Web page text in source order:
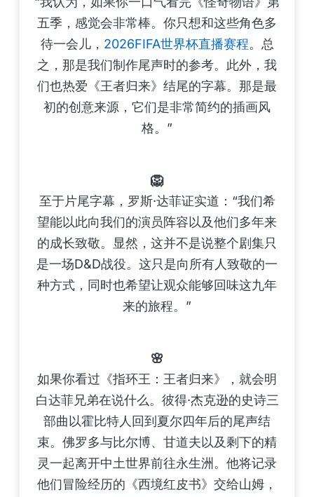
五季，感觉会非常棒。你只想和这些角色多
待一会儿， 2026FIFA世界杯直播赛程。总
之，那是我们制作尾声时的参考。此外，我
们也热爱《王者归来》结尾的字幕。那是最
初的创意来源，它们是非常简约的插画风
格。”
🦁
至于片尾字幕，罗斯·达菲证实道：“我们希
望能以此向我们的演员阵容以及他们多年来
的成长致敬。显然，这并不是说整个剧集只
是一场D&D战役。这只是向所有人致敬的一
种方式，同时也希望让观众能够回味这九年
来的旅程。”
🌸
如果你看过《指环王：王者归来》，就会明
白达菲兄弟在说什么。彼得·杰克逊的史诗三
部曲以霍比特人回到夏尔四年后的尾声结
束。佛罗多与比尔博、甘道夫以及剩下的精
灵一起离开中土世界前往永生洲。他将记录
他们冒险经历的《西境红皮书》交给山姆，